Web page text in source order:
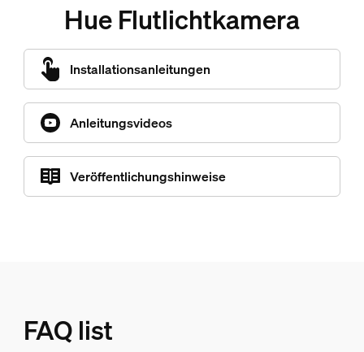
Hue Flutlichtkamera
Installationsanleitungen
Anleitungsvideos
Veröffentlichungshinweise
FAQ list